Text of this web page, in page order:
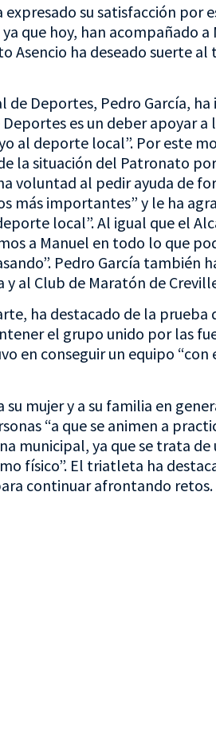
expresado su satisfacción por
que hoy, han acompañado a
Asencio ha deseado suerte
de Deportes, Pedro García, ha
es un deber apoyar
al deporte local”. Por este
la situación del Patronato
voluntad al pedir ayuda de
más importantes” y le ha
local”. Al igual que el
a Manuel en todo lo que
Pedro García también
al Club de Maratón de
ha destacado de la prueba
el grupo unido por las
en conseguir un equipo
su mujer y a su familia en
“a que se animen a
municipal, ya que se trata
físico”. El triatleta ha
continuar afrontando retos.